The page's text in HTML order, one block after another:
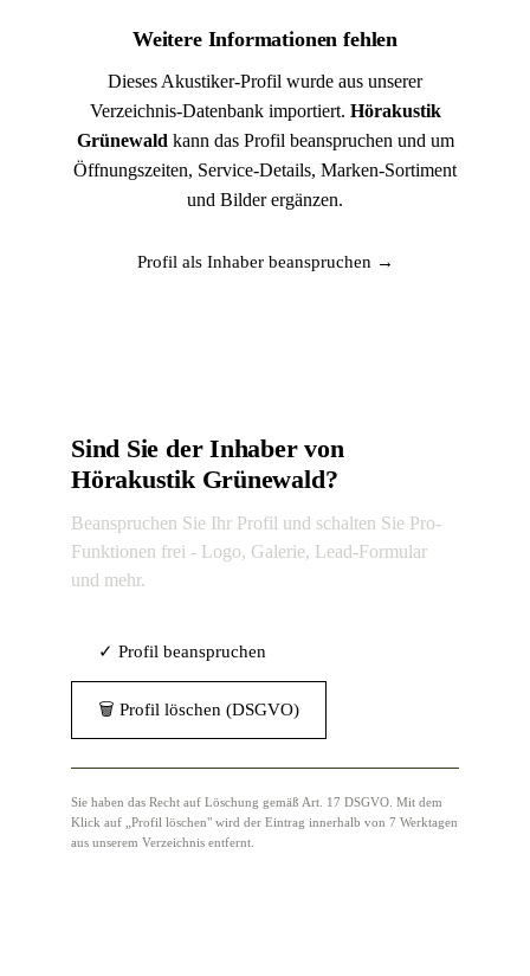
Weitere Informationen fehlen
Dieses Akustiker-Profil wurde aus unserer
Verzeichnis-Datenbank importiert. Hörakustik
Grünewald kann das Profil beanspruchen und um
Öffnungszeiten, Service-Details, Marken-Sortiment
und Bilder ergänzen.
Profil als Inhaber beanspruchen →
Sind Sie der Inhaber von
Hörakustik Grünewald?
Beanspruchen Sie Ihr Profil und schalten Sie Pro-
Funktionen frei - Logo, Galerie, Lead-Formular
und mehr.
✓ Profil beanspruchen
🗑 Profil löschen (DSGVO)
Sie haben das Recht auf Löschung gemäß Art. 17 DSGVO. Mit dem
Klick auf „Profil löschen" wird der Eintrag innerhalb von 7 Werktagen
aus unserem Verzeichnis entfernt.